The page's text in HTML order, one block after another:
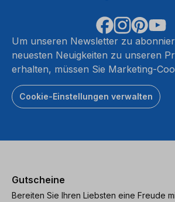
Um unseren Newsletter zu
neuesten Neuigkeiten zu unseren
erhalten, müssen Sie Marketing-
Cookie-Einstellungen verwalten
Gutscheine
Bereiten Sie Ihren Liebsten eine Freude